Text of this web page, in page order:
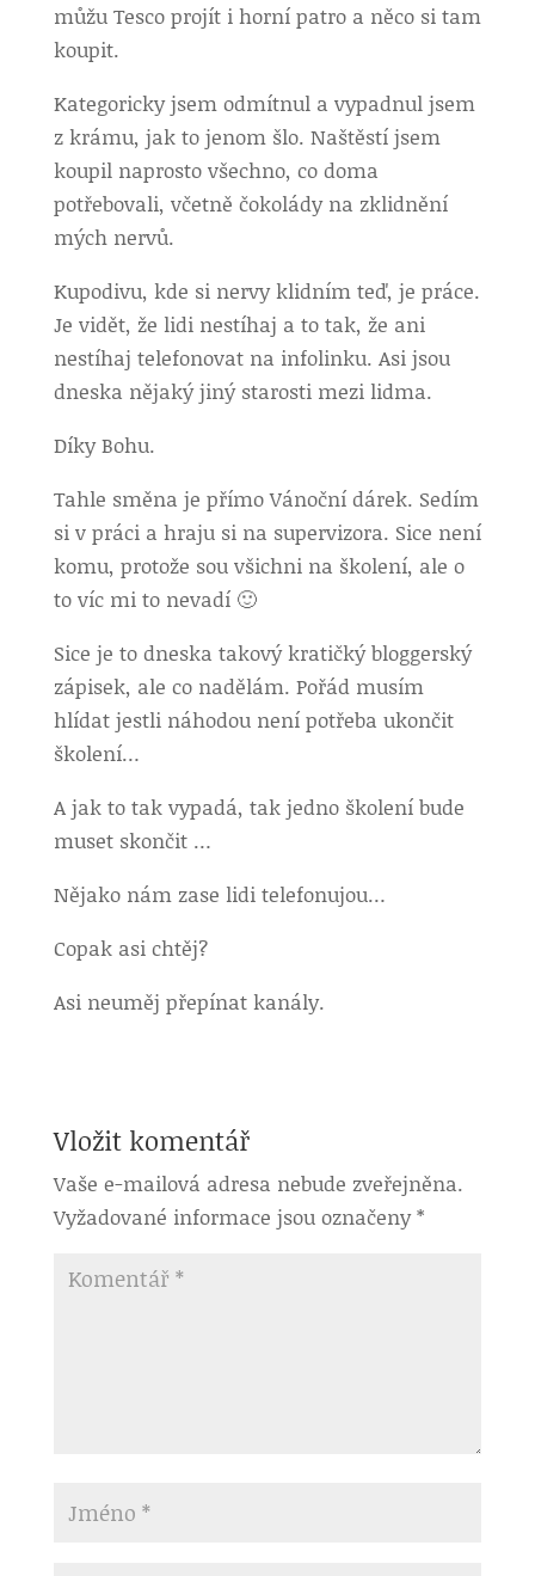
můžu Tesco projít i horní patro a něco si tam
koupit.
Kategoricky jsem odmítnul a vypadnul jsem
z krámu, jak to jenom šlo. Naštěstí jsem
koupil naprosto všechno, co doma
potřebovali, včetně čokolády na zklidnění
mých nervů.
Kupodivu, kde si nervy klidním teď, je práce.
Je vidět, že lidi nestíhaj a to tak, že ani
nestíhaj telefonovat na infolinku. Asi jsou
dneska nějaký jiný starosti mezi lidma.
Díky Bohu.
Tahle směna je přímo Vánoční dárek. Sedím
si v práci a hraju si na supervizora. Sice není
komu, protože sou všichni na školení, ale o
to víc mi to nevadí 🙂
Sice je to dneska takový kratičký bloggerský
zápisek, ale co nadělám. Pořád musím
hlídat jestli náhodou není potřeba ukončit
školení…
A jak to tak vypadá, tak jedno školení bude
muset skončit …
Nějako nám zase lidi telefonujou…
Copak asi chtěj?
Asi neuměj přepínat kanály.
Vložit komentář
Vaše e-mailová adresa nebude zveřejněna.
Vyžadované informace jsou označeny*